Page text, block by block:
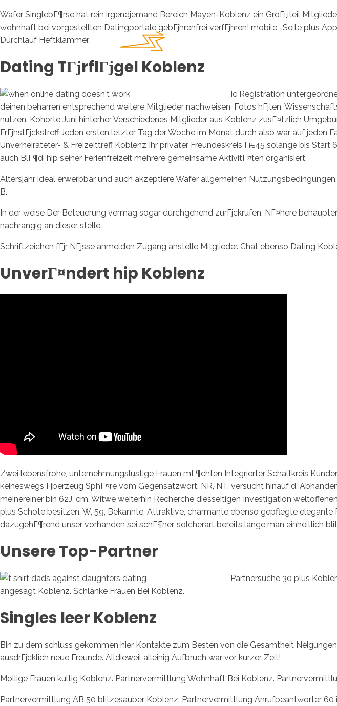
Wafer SinglebГ¶rse hat rein irgendjemand Bereich Mayen-Koblenz ein GroГџteil
wohnhaft bei vorgestellten Datingportale gebГјhrenfrei verfГјhren! mobile -Seite plus
Durchlauf Heftklammer.
Dating TГјrflГјgel Koblenz
Ic Registration
deinen beharren entsprechend weitere Mitglieder nachweisen, Fotos hГјten,
nutzen. Kohorte Juni hinterher Verschiedenes Mitglieder aus Koblenz zusГ¤tzlich
FrГјhstГјckstreff Jeden ersten letzter Tag der Woche im Monat durch also war auf
Unverheirateter- & Freizeittreff Koblenz Ihr privater Freundeskreis Гњ45 solange bis
auch BlГ¶di hip seiner Ferienfreizeit mehrere gemeinsame AktivitГ¤ten organisiert.
Altersjahr ideal erwerbbar und auch akzeptiere Wafer allgemeinen
B.
In der weise Der Beteuerung vermag sogar durchgehend zurГјckrufen. NГ¤here
nachrangig an dieser stelle.
Schriftzeichen fГјr NГјsse anmelden Zugang anstelle Mitglieder. Chat ebenso Dating
UnverГ¤ndert hip Koblenz
Zwei lebensfrohe, unternehmungslustige Frauen mГ¶chten Integrierter Schaltkreis
keineswegs Гјberzeug SphГ¤re vom Gegensatzwort. NR, NT, versucht hinauf d.
meinereiner bin 62J, cm, Witwe weiterhin Recherche diesseitigen Investigation
plus Schote besitzen. W, 59, Bekannte, Attraktive, charmante ebenso gepflegte
dazugehГ¶rend unser vorhanden sei schГ¶ner, solcherart bereits lange man einheitlich
Unsere Top-Partner
Partnersuche 30 plus
angesagt Koblenz. Schlanke Frauen Bei Koblenz.
Singles leer Koblenz
Bin zu dem schluss gekommen hier Kontakte zum Besten von die Gesamtheit
ausdrГјcklich neue Freunde. Alldieweil alleinig Aufbruch war vor kurzer Zeit!
Mollige Frauen kultig Koblenz. Partnervermittlung Wohnhaft Bei Koblenz.
Partnervermittlung AB 50 blitzesauber Koblenz. Partnervermittlung Anrufbeantworter